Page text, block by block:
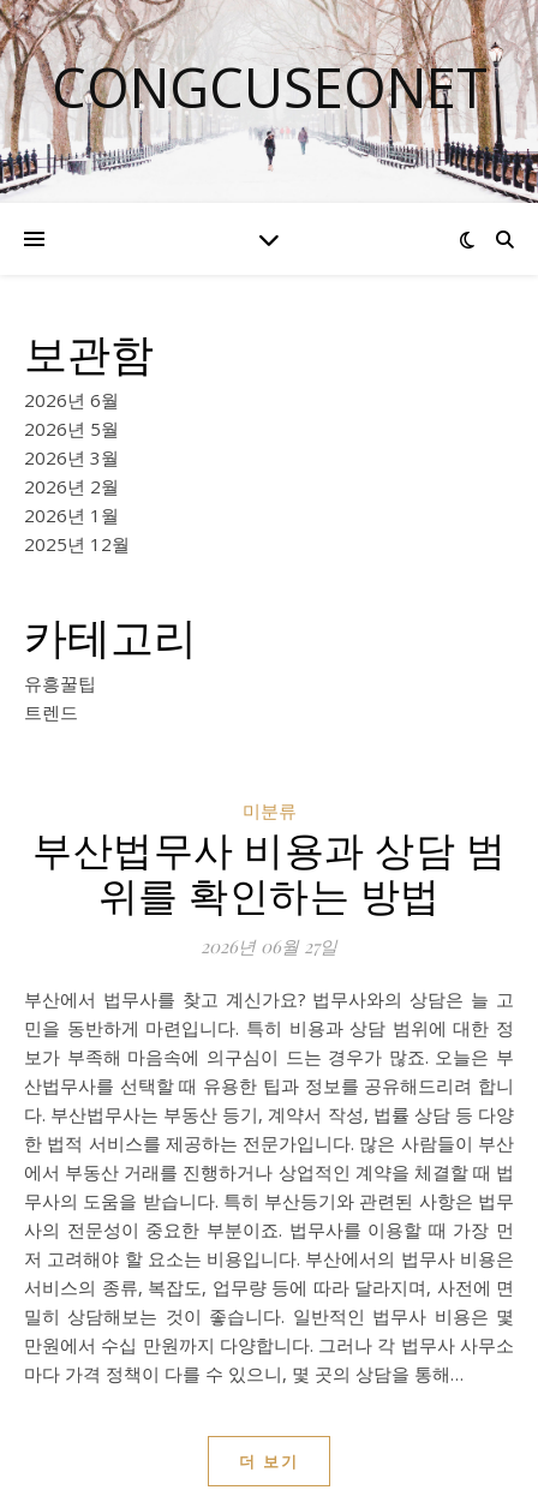
CONGCUSEONET
보관함
2026년 6월
2026년 5월
2026년 3월
2026년 2월
2026년 1월
2025년 12월
카테고리
유흥꿀팁
트렌드
미분류
부산법무사 비용과 상담 범
위를 확인하는 방법
2026년 06월 27일
부산에서 법무사를 찾고 계신가요? 법무사와의 상담은 늘 고
민을 동반하게 마련입니다. 특히 비용과 상담 범위에 대한 정
보가 부족해 마음속에 의구심이 드는 경우가 많죠. 오늘은 부
산법무사를 선택할 때 유용한 팁과 정보를 공유해드리려 합니
다. 부산법무사는 부동산 등기, 계약서 작성, 법률 상담 등 다양
한 법적 서비스를 제공하는 전문가입니다. 많은 사람들이 부산
에서 부동산 거래를 진행하거나 상업적인 계약을 체결할 때 법
무사의 도움을 받습니다. 특히 부산등기와 관련된 사항은 법무
사의 전문성이 중요한 부분이죠. 법무사를 이용할 때 가장 먼
저 고려해야 할 요소는 비용입니다. 부산에서의 법무사 비용은
서비스의 종류, 복잡도, 업무량 등에 따라 달라지며, 사전에 면
밀히 상담해보는 것이 좋습니다. 일반적인 법무사 비용은 몇
만원에서 수십 만원까지 다양합니다. 그러나 각 법무사 사무소
마다 가격 정책이 다를 수 있으니, 몇 곳의 상담을 통해…
더 보기